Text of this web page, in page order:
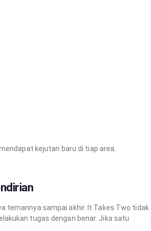
kejutan baru di tiap area.
temannya sampai akhir. It Takes Two tidak
tugas dengan benar. Jika satu